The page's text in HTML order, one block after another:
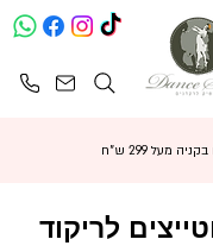
מעל 299 ש"ח
לריקוד